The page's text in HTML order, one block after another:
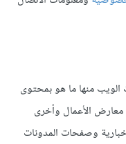
منها ما هو بمحتوى
معارض الأعمال وأخرى
وصفحات المدونات